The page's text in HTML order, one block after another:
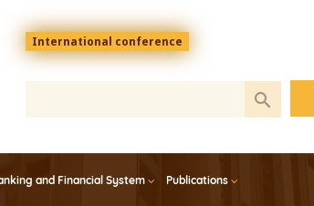
Menu
top
En
International conference
and Financial System Publications